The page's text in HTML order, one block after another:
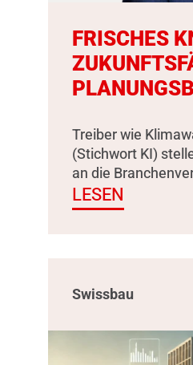
FRISCHES
Treiber wie
(Stichwort KI)
an die
LESEN
Swissbau